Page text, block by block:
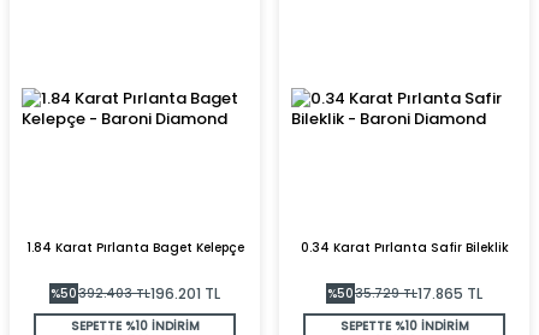
1.84 Karat Pırlanta Baget Kelepçe
%50392.403TL196.201 TL
SEPETTE %10 İNDİRİM
0.34 Karat Pırlanta Safir Bileklik
%5035.729TL17.865 TL
SEPETTE %10 İNDİRİM